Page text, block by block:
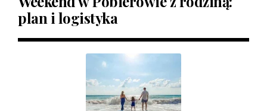
plan i logistyka